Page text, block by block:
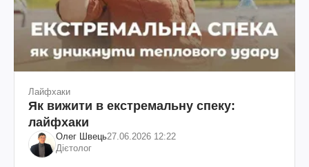
Лайфхаки
Як вижити в екстремальну спеку:
лайфхаки
Олег Швець27.06.2026 12:22
Дієтолог